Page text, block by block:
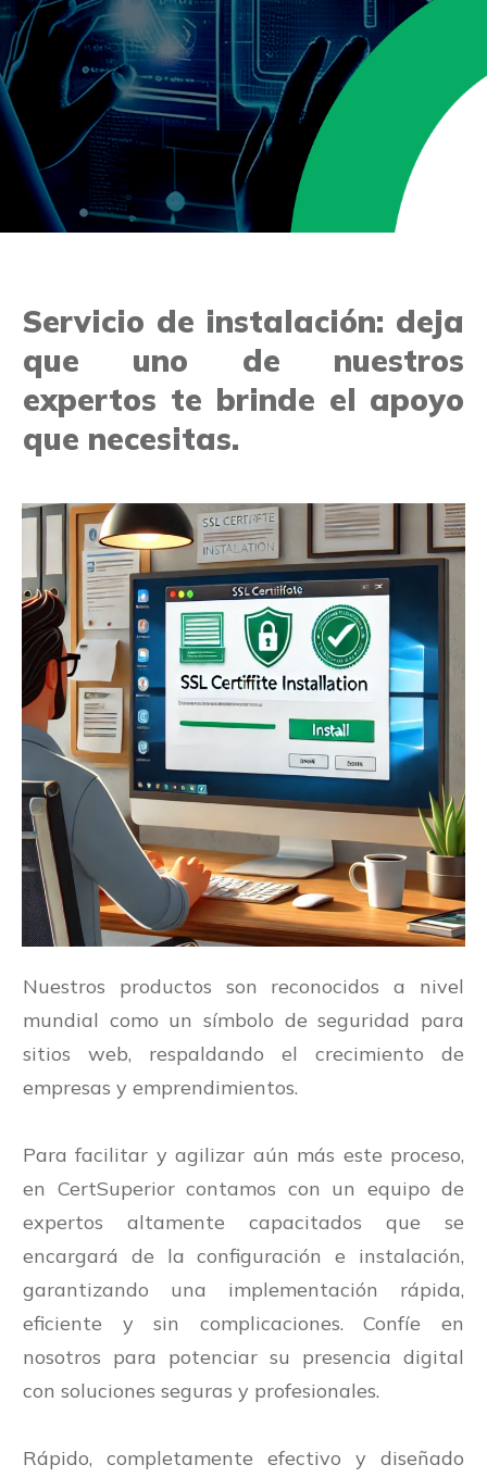
Servicio de instalación: deja
que uno de nuestros
expertos te brinde el apoyo
que necesitas.
Nuestros productos son reconocidos a nivel
mundial como un símbolo de seguridad para
sitios web, respaldando el crecimiento de
empresas y emprendimientos.
Para facilitar y agilizar aún más este proceso,
en CertSuperior contamos con un equipo de
expertos altamente capacitados que se
encargará de la configuración e instalación,
garantizando una implementación rápida,
eficiente y sin complicaciones. Confíe en
nosotros para potenciar su presencia digital
con soluciones seguras y profesionales.
Rápido, completamente efectivo y diseñado